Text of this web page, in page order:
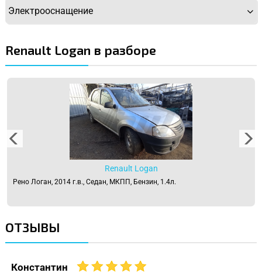
Электрооснащение
Renault Logan в разборе
Renault Logan
Рено Логан, 2014 г.в., Седан, МКПП, Бензин, 1.4л.
ОТЗЫВЫ
Константин